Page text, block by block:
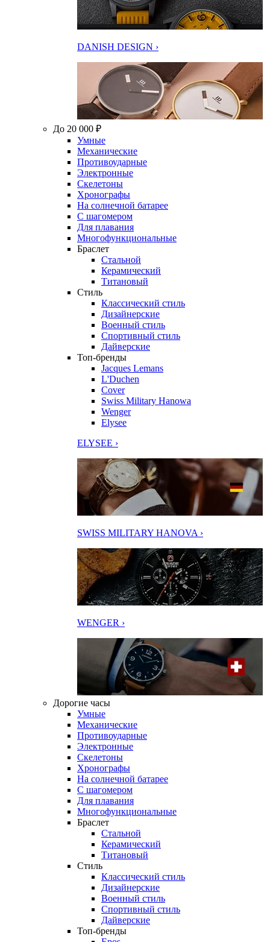
DANISH DESIGN ›
До 20 000 ₽
Умные
Механические
Противоударные
Электронные
Скелетоны
Хронографы
На солнечной батарее
С шагомером
Для плавания
Многофункциональные
Браслет
Стальной
Керамический
Титановый
Стиль
Классический стиль
Дизайнерские
Военный стиль
Спортивный стиль
Дайверские
Топ-бренды
Jacques Lemans
L'Duchen
Cover
Swiss Military Hanowa
Wenger
Elysee
ELYSEE ›
SWISS MILITARY HANOVA ›
WENGER ›
Дорогие часы
Умные
Механические
Противоударные
Электронные
Скелетоны
Хронографы
На солнечной батарее
С шагомером
Для плавания
Многофункциональные
Браслет
Стальной
Керамический
Титановый
Стиль
Классический стиль
Дизайнерские
Военный стиль
Спортивный стиль
Дайверские
Топ-бренды